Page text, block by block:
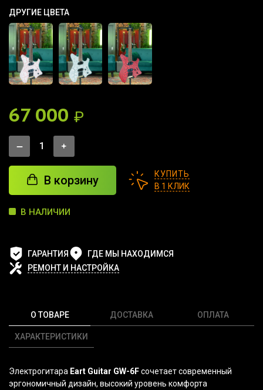
ДРУГИЕ ЦВЕТА
67 000 ₽
В корзину
КУПИТЬ
В 1 КЛИК
В НАЛИЧИИ
ГАРАНТИЯ
ГДЕ МЫ НАХОДИМСЯ
РЕМОНТ И НАСТРОЙКА
О ТОВАРЕ
ХАРАКТЕРИСТИКИ
ДОСТАВКА ОПЛАТА
Электрогитара Eart Guitar GW-6Fсочетает современный
эргономичный дизайн, высокий уровень комфорта